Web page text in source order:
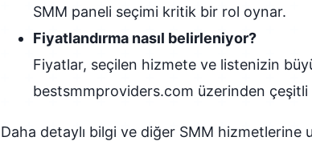
SMM paneli seçimi kritik bir rol oynar.
Fiyatlandırma nasıl belirleniyor?
Fiyatlar, seçilen hizmete ve listenizin
bestsmmproviders.com üzerinden çeşitli
Daha detaylı bilgi ve diğer SMM hizmetlerine